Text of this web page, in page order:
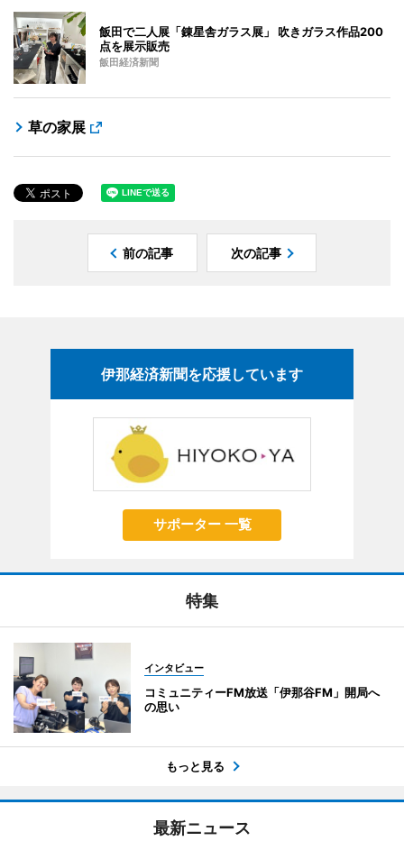
飯田で二人展「錬星舎ガラス展」 吹きガラス作品200
点を展示販売
飯田経済新聞
草の家展
前の記事 次の記事
伊那経済新聞を応援しています
サポーター 一覧
特集
インタビュー
コミュニティーFM放送「伊那谷FM」開局へ
の思い
もっと見る
最新ニュース